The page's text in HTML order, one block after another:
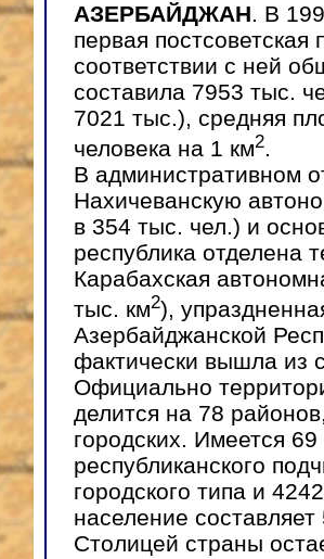
АЗЕРБАЙДЖАН. В
первая
соответствии с ней
составила 7953 тыс.
7021 тыс.), средняя
человека на 1 км2.
В административном
Нахичеванскую
в 354 тыс. чел.) и
республика отделена
Карабахская
тыс. км2),
Азербайджанской
фактически вышла из
Официально
делится на 78
городских. Имеется
республиканского
городского типа и
население составляет
Столицей страны